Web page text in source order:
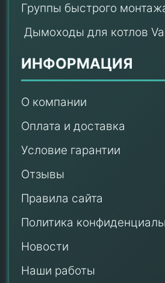
Группы быстрого
Дымоходы для котлов
ИНФОРМАЦИЯ
О компании
Оплата и доставка
Условие гарантии
Отзывы
Правила сайта
Политика
Новости
Наши работы